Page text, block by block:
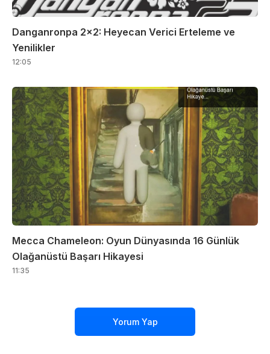
Danganronpa 2×2: Heyecan Verici Erteleme ve
Yenilikler
12:05
Mecca Chameleon: Oyun Dünyasında 16 Günlük
Olağanüstü Başarı Hikayesi
11:35
Yorum Yap